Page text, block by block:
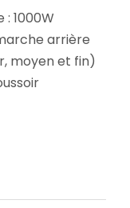
1000W
arrière
moyen et fin)